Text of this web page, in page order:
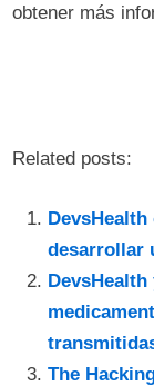
obtener más
Related posts:
desarrollar
The